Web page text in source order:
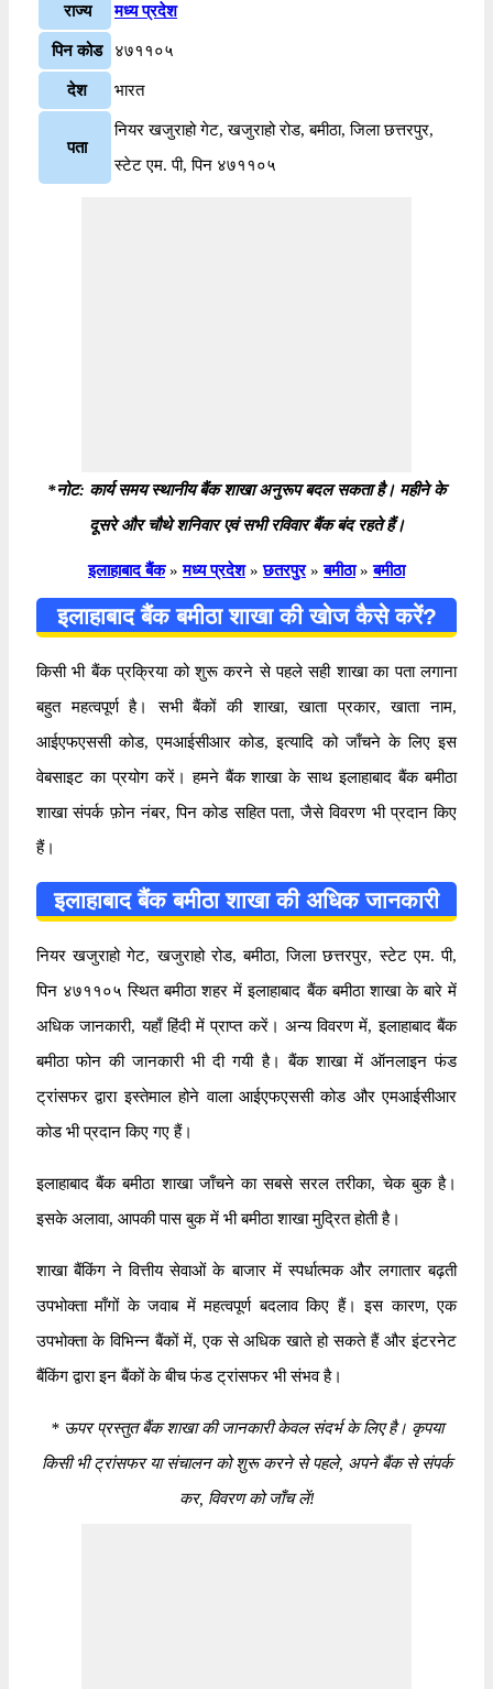
राज्य मध्य प्रदेश
पिन कोड ४७११०५
देश भारत
पता
नियर खजुराहो गेट, खजुराहो रोड, बमीठा, जिला छत्तरपुर,
स्टेट एम. पी, पिन ४७११०५
*नोट: कार्य समय स्थानीय बैंक शाखा अनुरूप बदल सकता है। महीने के
दूसरे और चौथे शनिवार एवं सभी रविवार बैंक बंद रहते हैं।
इलाहाबाद बैंक » मध्य प्रदेश » छतरपुर » बमीठा » बमीठा
इलाहाबाद बैंक बमीठा शाखा की खोज कैसे करें?
किसी भी बैंक प्रक्रिया को शुरू करने से पहले सही शाखा का पता लगाना
बहुत महत्वपूर्ण है। सभी बैंकों की शाखा, खाता प्रकार, खाता नाम,
आईएफएससी कोड, एमआईसीआर कोड, इत्यादि को जाँचने के लिए इस
वेबसाइट का प्रयोग करें। हमने बैंक शाखा के साथ इलाहाबाद बैंक बमीठा
शाखा संपर्क फ़ोन नंबर, पिन कोड सहित पता, जैसे विवरण भी प्रदान किए
हैं।
इलाहाबाद बैंक बमीठा शाखा की अधिक जानकारी
नियर खजुराहो गेट, खजुराहो रोड, बमीठा, जिला छत्तरपुर, स्टेट एम. पी,
पिन ४७११०५ स्थित बमीठा शहर में इलाहाबाद बैंक बमीठा शाखा के बारे में
अधिक जानकारी, यहाँ हिंदी में प्राप्त करें। अन्य विवरण में, इलाहाबाद बैंक
बमीठा फोन की जानकारी भी दी गयी है। बैंक शाखा में ऑनलाइन फंड
ट्रांसफर द्वारा इस्तेमाल होने वाला आईएफएससी कोड और एमआईसीआर
कोड भी प्रदान किए गए हैं।
इलाहाबाद बैंक बमीठा शाखा जाँचने का सबसे सरल तरीका, चेक बुक है।
इसके अलावा, आपकी पास बुक में भी बमीठा शाखा मुद्रित होती है।
शाखा बैंकिंग ने वित्तीय सेवाओं के बाजार में स्पर्धात्मक और लगातार बढ़ती
उपभोक्ता माँगों के जवाब में महत्वपूर्ण बदलाव किए हैं। इस कारण, एक
उपभोक्ता के विभिन्न बैंकों में, एक से अधिक खाते हो सकते हैं और इंटरनेट
बैंकिंग द्वारा इन बैंकों के बीच फंड ट्रांसफर भी संभव है।
*ऊपर प्रस्तुत बैंक शाखा की जानकारी केवल संदर्भ के लिए है। कृपया
किसी भी ट्रांसफर या संचालन को शुरू करने से पहले, अपने बैंक से संपर्क
कर, विवरण को जाँच लें!